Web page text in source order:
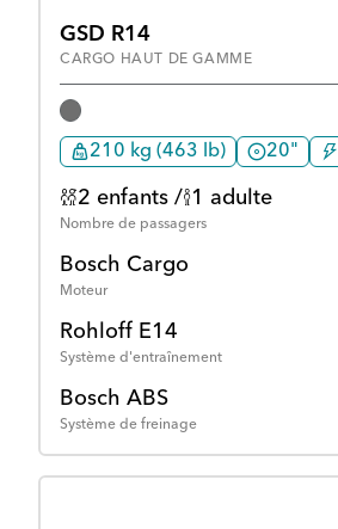
GSD R14
CARGO HAUT DE GAMME
210 kg (463 lb) 20"
2 enfants / 1 adulte
Nombre de passagers
Bosch Cargo
Moteur
Rohloff E14
Système d'entraînement
Bosch ABS
Système de freinage